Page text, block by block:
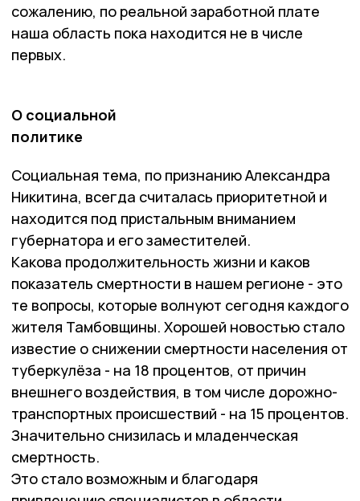
сожалению, по реальной заработной плате
наша область пока находится не в числе
первых.
О социальной
политике
Социальная тема, по признанию Александра
Никитина, всегда считалась приоритетной и
находится под пристальным вниманием
губернатора и его заместителей.
Какова продолжительность жизни и каков
показатель смертности в нашем регионе - это
те вопросы, которые волнуют сегодня каждого
жителя Тамбовщины. Хорошей новостью стало
известие о снижении смертности населения от
туберкулёза - на 18 процентов, от причин
внешнего воздействия, в том числе дорожно-
транспортных происшествий - на 15 процентов.
Значительно снизилась и младенческая
смертность.
Это стало возможным и благодаря